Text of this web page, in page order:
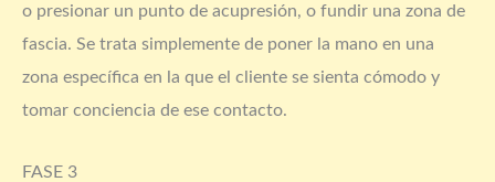
o presionar un punto de acupresión, o fundir una zona de
fascia. Se trata simplemente de poner la mano en una
zona específica en la que el cliente se sienta cómodo y
tomar conciencia de ese contacto.
FASE 3